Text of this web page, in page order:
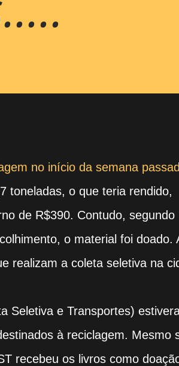
no início da semana
toneladas, o que teria rendido,
de R$390. Contudo, segundo
o material foi doado.
realizam a coleta seletiva na
Seletiva e Transportes)
à reciclagem. Mesmo
recebeu os livros como